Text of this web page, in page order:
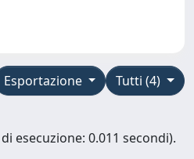
Tutti (4)
Esportazione
esecuzione: 0.011 secondi).